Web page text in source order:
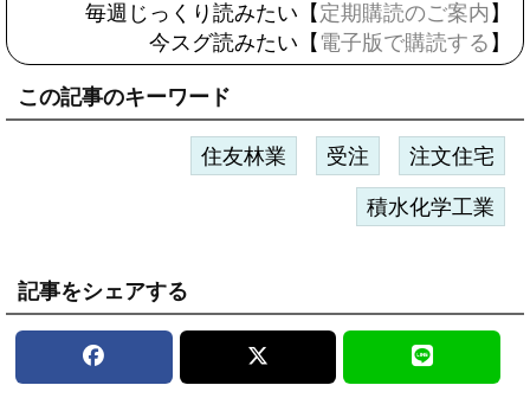
毎週じっくり読みたい【 定期購読のご案内 】
今スグ読みたい【 電子版で購読する 】
この記事のキーワード
住友林業 受注 注文住宅
積水化学工業
記事をシェアする